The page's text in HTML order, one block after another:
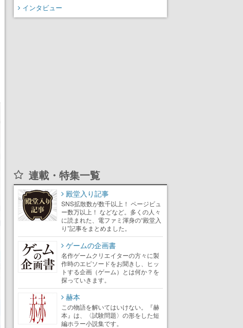
インタビュー
連載・特集一覧
殿堂入り記事
SNS拡散数が数千以上！ ページビュ
ー数万以上！ などなど。多くの人々
に読まれた、電ファミ渾身の“殿堂入
り”記事をまとめました。
ゲームの企画書
名作ゲームクリエイターの方々に製
作時のエピソードをお聞きし、ヒッ
トする企画（ゲーム）とは何か？を
探っていきます。
赫本
この物語を解いてはいけない。『赫
本』は、〈試験問題〉の形をした短
編ホラー小説集です。